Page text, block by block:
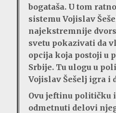
bogataša. U tom
sistemu Vojislav
najekstremnije
svetu pokazivati da
opcija koja postoji u
Srbije. Tu ulogu u
Vojislav Šešelj igra i
Ovu jeftinu političku
odmetnuti delovi